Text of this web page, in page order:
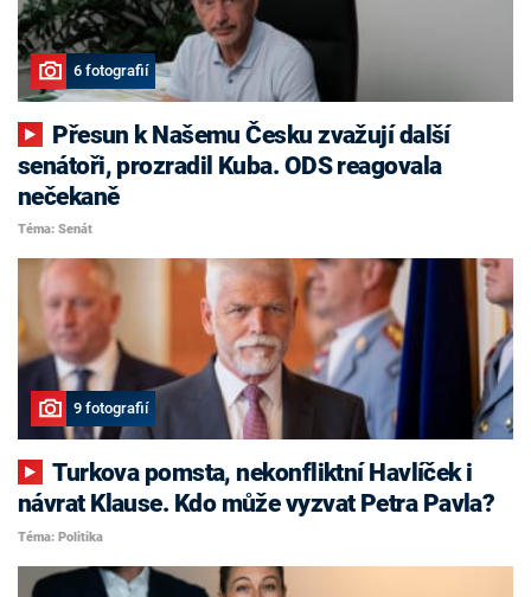
6 fotografií
senátoři, prozradil Kuba. ODS reagovala
nečekaně
Téma: Senát
9 fotografií
Turkova pomsta, nekonfliktní Havlíček i
návrat Klause. Kdo může vyzvat Petra Pavla?
Téma: Politika